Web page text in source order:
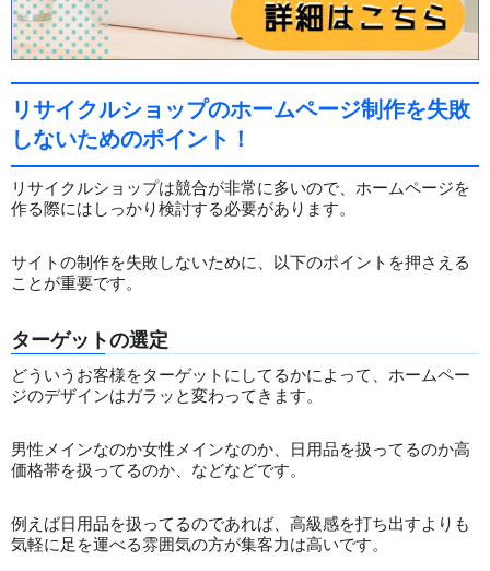
リサイクルショップのホームページ制作を失敗
しないためのポイント！
リサイクルショップは競合が非常に多いので、ホームページを
作る際にはしっかり検討する必要があります。
サイトの制作を失敗しないために、以下のポイントを押さえる
ことが重要です。
ターゲットの選定
どういうお客様をターゲットにしてるかによって、ホームペー
ジのデザインはガラッと変わってきます。
男性メインなのか女性メインなのか、日用品を扱ってるのか高
価格帯を扱ってるのか、などなどです。
例えば日用品を扱ってるのであれば、高級感を打ち出すよりも
気軽に足を運べる雰囲気の方が集客力は高いです。